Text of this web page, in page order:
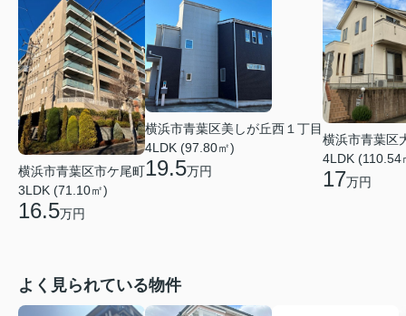
横浜市青葉区市ケ尾町
3LDK (71.10㎡)
16.5万円
横浜市青葉区美しが丘西１丁目
4LDK (97.80㎡)
19.5万円
横浜市青葉区
4LDK (110.54
17万円
よく見られている物件